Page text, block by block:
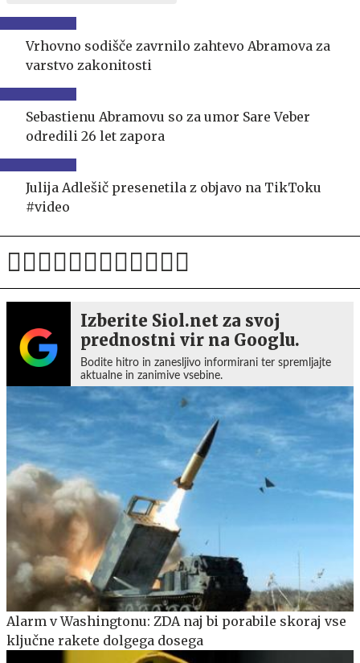
Vrhovno sodišče zavrnilo zahtevo Abramova za
varstvo zakonitosti
Sebastienu Abramovu so za umor Sare Veber
odredili 26 let zapora
Julija Adlešič presenetila z objavo na TikToku
#video
Izberite Siol.net za svoj
prednostni vir na Googlu.
Bodite hitro in zanesljivo informirani ter spremljajte
aktualne in zanimive vsebine.
Alarm v Washingtonu: ZDA naj bi porabile skoraj vse
ključne rakete dolgega dosega